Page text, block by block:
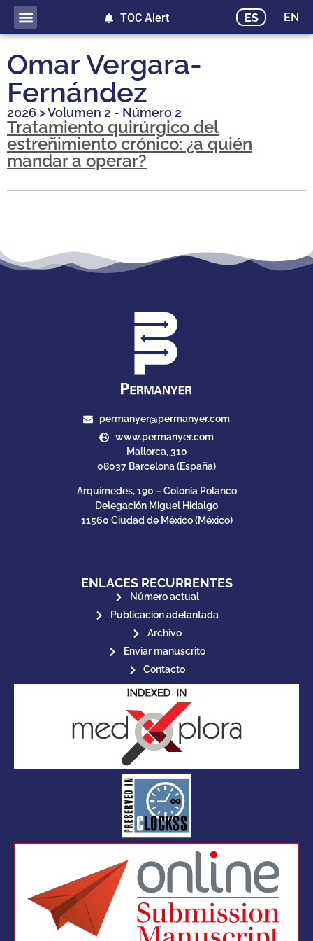
ES EN
TOC Alert
Omar Vergara-
Fernández
2026 >Volumen 2 - Número 2
Tratamiento quirúrgico del
estreñimiento crónico: ¿a quién
mandar a operar?
permanyer@permanyer.com
www.permanyer.com
Mallorca, 310
08037 Barcelona (España)
Arquímedes, 190 – Colonia Polanco
Delegación Miguel Hidalgo
11560 Ciudad de México (México)
ENLACES RECURRENTES
Número actual
Publicación adelantada
Archivo
Enviar manuscrito
Contacto
CLOCKSS is a dak archive that
ensures the long-term survival
of web-based scholary
publications, governed by and
for its stakeholders.